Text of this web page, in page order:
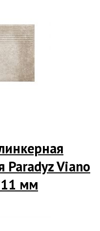
Paradyz Viano
мм